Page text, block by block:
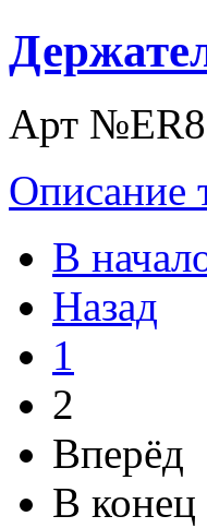
Арт
Описание
В
Назад
1
2
Вперёд
В конец